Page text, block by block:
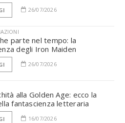
26/07/2026
parte nel tempo: la
degli Iron Maiden
26/07/2026
alla Golden Age: ecco la
fantascienza letteraria
16/07/2026